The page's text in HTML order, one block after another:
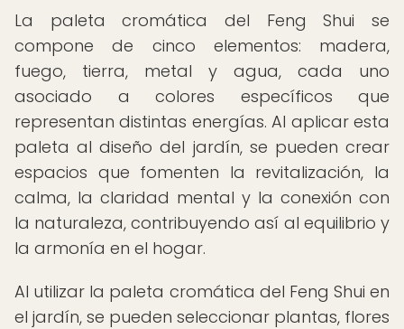
La paleta cromática del Feng Shui se
compone de cinco elementos: madera,
fuego, tierra, metal y agua, cada uno
asociado a colores específicos que
representan distintas energías. Al aplicar esta
paleta al diseño del jardín, se pueden crear
espacios que fomenten la revitalización, la
calma, la claridad mental y la conexión con
la naturaleza, contribuyendo así al equilibrio y
la armonía en el hogar.
Al utilizar la paleta cromática del Feng Shui en
el jardín, se pueden seleccionar plantas, flores